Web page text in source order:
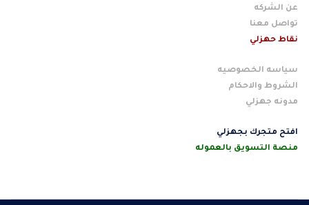
عن الشركه
تواصل معنا
نقاط حهزلي
سياسه الخصوصيه
الشروط والاحكام
مدونه جهزلي
افتح متجرك بجهزلي
منصة التسويق بالعموله